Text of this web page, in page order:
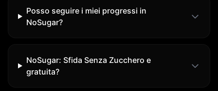
Posso seguire i miei progressi in
NoSugar?
NoSugar: Sfida Senza Zucchero e
gratuita?